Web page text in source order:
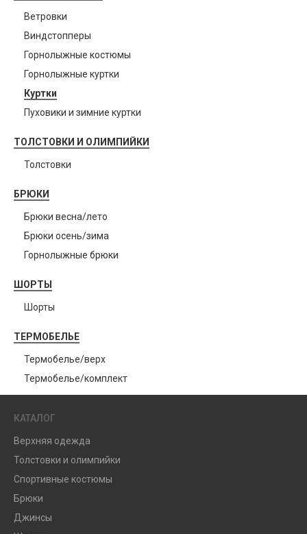
Ветровки
Виндстопперы
Горнолыжные костюмы
Горнолыжные куртки
Куртки
Пуховики и зимние куртки
ТОЛСТОВКИ И ОЛИМПИЙКИ
Толстовки
БРЮКИ
Брюки весна/лето
Брюки осень/зима
Горнолыжные брюки
ШОРТЫ
Шорты
ТЕРМОБЕЛЬЕ
Термобелье/верх
Термобелье/комплект
КАТАЛОГ
Верхняя одежда
Толстовки и олимпийки
Спортивные костюмы
Брюки
Джинсы